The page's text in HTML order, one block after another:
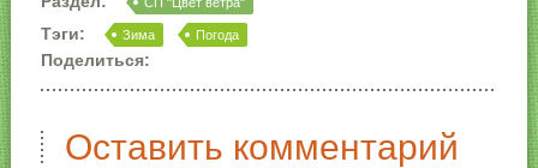
Тэги: Зима Погода
Поделиться:
Оставить комментарий